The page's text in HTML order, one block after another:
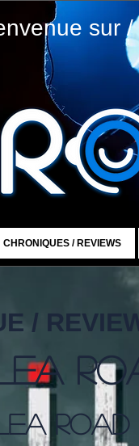
sur
CHRONIQUES / REVIEWS
/
Road